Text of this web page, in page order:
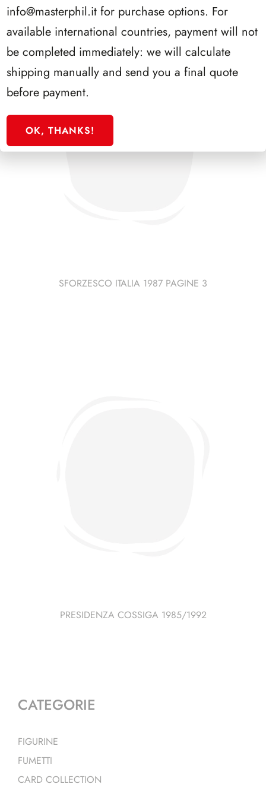
SFORZESCO ITALIA 1987 PAGINE 3
PRESIDENZA COSSIGA 1985/1992
CATEGORIE
FIGURINE
FUMETTI
CARD COLLECTION
info@masterphil.it for purchase options. For
available international countries, payment will not
be completed immediately: we will calculate
shipping manually and send you a final quote
before payment.
OK, THANKS!